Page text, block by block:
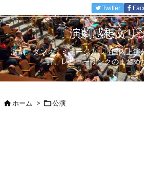
Twitter
演劇感想文リ
演劇、ダンス、ミュージカル（国内上演
評、レビューリンクのまとめ
ホーム > 公演